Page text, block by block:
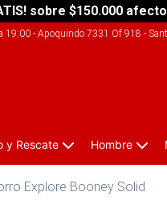
sobre $150.000
19:00- Apoquindo 7331 Of 918 -
y Rescate Hombre
Explore Booney Solid